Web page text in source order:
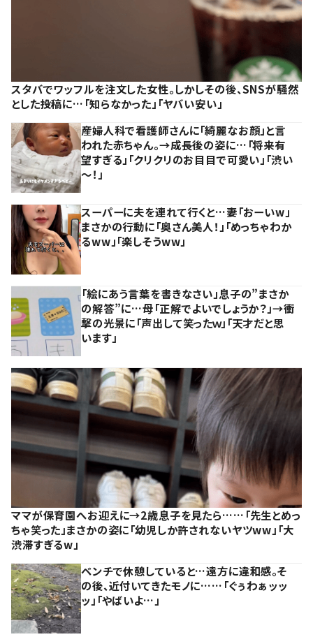
スタバでワッフルを注文した女性。しかしその後、SNSが騒然
とした投稿に…「知らなかった」「ヤバい安い」
産婦人科で看護師さんに「綺麗なお顔」と言
われた赤ちゃん。→成長後の姿に…「将来有
望すぎる」「クリクリのお目目で可愛い」「渋い
～！」
スーパーに夫を連れて行くと…妻「おーいw」
まさかの行動に「奥さん美人！」「めっちゃわか
るww」「楽しそうww」
「絵にあう言葉を書きなさい」息子の”まさか
の解答”に…母「正解でよいでしょうか？」→衝
撃の光景に「声出して笑ったｗ」「天才だと思
います」
ママが保育園へお迎えに→2歳息子を見たら……「先生とめっ
ちゃ笑った」まさかの姿に「幼児しか許されないヤツww」「大
渋滞すぎるw」
ベンチで休憩していると…遠方に違和感。そ
の後、近付いてきたモノに……「ぐぅわぁッッ
ッ」「やばいよ…」